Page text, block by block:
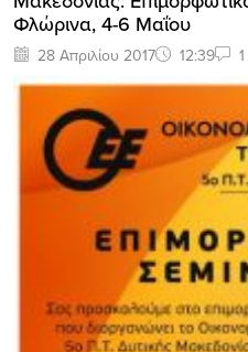
Φλώρινα, 4-6 Μαΐου
28 Απριλίου 2017 12:39